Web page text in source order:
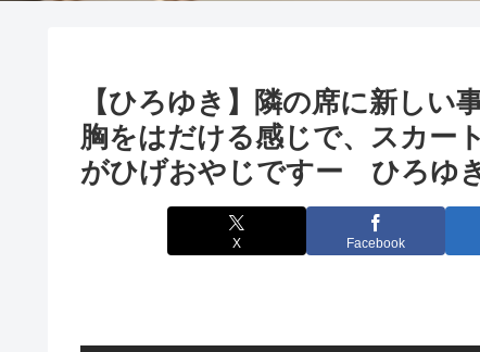
【ひろゆき】隣の席に新しい
胸をはだける感じで、スカー
がひげおやじですー ひろゆ
X Facebook